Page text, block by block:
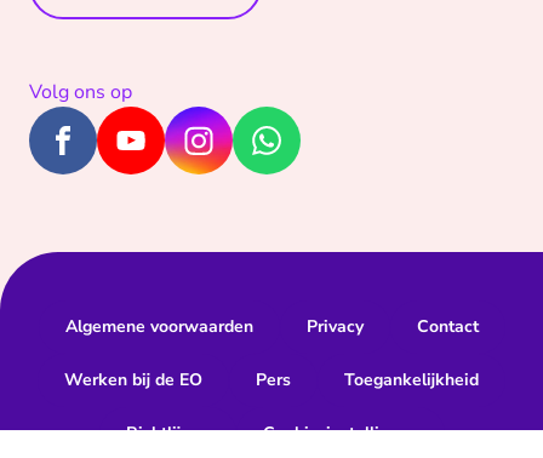
Volg ons op
Algemene voorwaarden Privacy Contact
Werken bij de EO Pers Toegankelijkheid
Richtlijnen Cookie-instellingen